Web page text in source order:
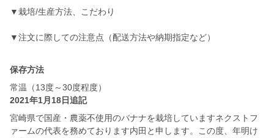
▼栽培/生産方法、こだわり
▼注文に際しての注意点（配送方法や納期指定など）
保存方法
常温（13度～30度程度）
2021年1月18日追記
宮崎県で国産・農薬不使用のバナナを栽培していますネクストフ
ァームの代表を務めております内田と申します。この度、年明け